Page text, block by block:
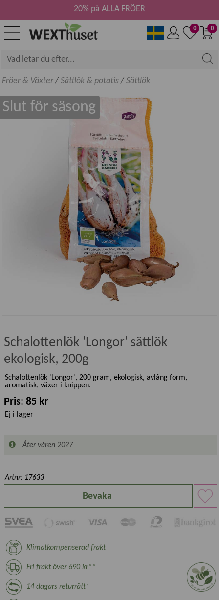
0
0
20% på ALLA FRÖER
Fröer & Växter/ Sättlök & potatis/ Sättlök
Slut för säsong
Schalottenlök 'Longor' sättlök
ekologisk, 200g
Schalottenlök 'Longor', 200 gram, ekologisk, avlång form,
aromatisk, växer i knippen.
Pris: 85 kr
Ej i lager
Åter våren 2027
Artnr: 17633
Bevaka
Klimatkompenserad frakt
Fri frakt över 690 kr**
14 dagars returrätt*